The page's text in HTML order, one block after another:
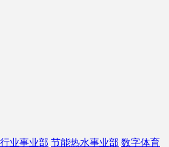
业事业部 节能热水事业部 数字体育